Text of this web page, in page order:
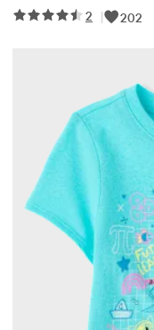
2 | 202